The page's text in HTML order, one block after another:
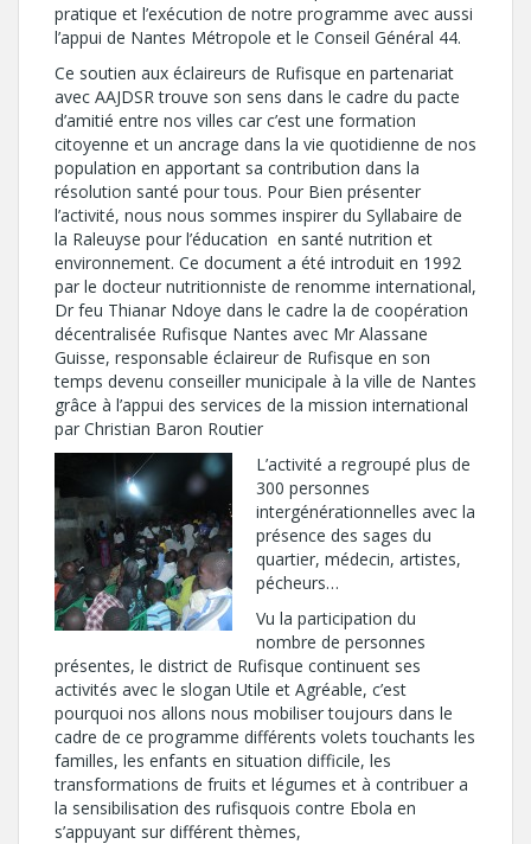
pratique et l’exécution de notre programme avec aussi
l’appui de Nantes Métropole et le Conseil Général 44.
Ce soutien aux éclaireurs de Rufisque en partenariat
avec AAJDSR trouve son sens dans le cadre du pacte
d’amitié entre nos villes car c’est une formation
citoyenne et un ancrage dans la vie quotidienne de nos
population en apportant sa contribution dans la
résolution santé pour tous. Pour Bien présenter
l’activité, nous nous sommes inspirer du Syllabaire de
la Raleuyse pour l’éducation en santé nutrition et
environnement. Ce document a été introduit en 1992
par le docteur nutritionniste de renomme international,
Dr feu Thianar Ndoye dans le cadre la de coopération
décentralisée Rufisque Nantes avec Mr Alassane
Guisse, responsable éclaireur de Rufisque en son
temps devenu conseiller municipale à la ville de Nantes
grâce à l’appui des services de la mission international
par Christian Baron Routier
L’activité a regroupé plus de
300 personnes
intergénérationnelles avec la
présence des sages du
quartier, médecin, artistes,
pécheurs…
Vu la participation du
nombre de personnes
présentes, le district de Rufisque continuent ses
activités avec le slogan Utile et Agréable, c’est
pourquoi nos allons nous mobiliser toujours dans le
cadre de ce programme différents volets touchants les
familles, les enfants en situation difficile, les
transformations de fruits et légumes et à contribuer a
la sensibilisation des rufisquois contre Ebola en
s’appuyant sur différent thèmes,